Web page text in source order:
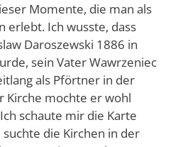
Momente, die man als
erlebt. Ich wusste, dass
Daroszewski 1886 in
sein Vater Wawrzeniec
als Pförtner in der
Kirche mochte er wohl
schaute mir die Karte
die Kirchen in der